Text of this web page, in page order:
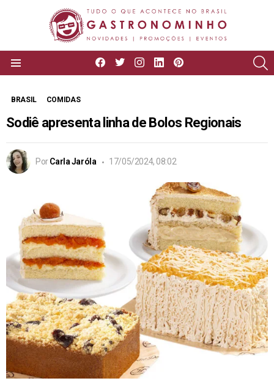
facebooktwitterinstagram
linkedin
BRASIL COMIDAS
Sodiê apresenta linha de Bolos Regionais
Por Carla Jaróla 17/05/2024, 08:02